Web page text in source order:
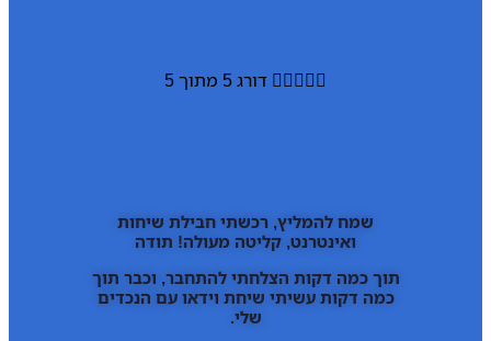
 דורג 5 מתוך 5
שמח להמליץ, רכשתי חבילת שיחות
ואינטרנט, קליטה מעולה! תודה
תוך כמה דקות הצלחתי להתחבר, וכבר תוך
כמה דקות עשיתי שיחת וידאו עם הנכדים
שלי.